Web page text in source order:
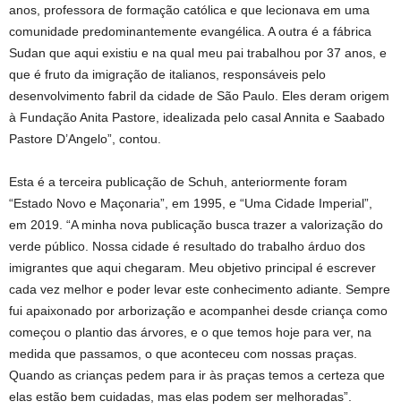
anos, professora de formação católica e que lecionava em uma
comunidade predominantemente evangélica. A outra é a fábrica
Sudan que aqui existiu e na qual meu pai trabalhou por 37 anos, e
que é fruto da imigração de italianos, responsáveis pelo
desenvolvimento fabril da cidade de São Paulo. Eles deram origem
à Fundação Anita Pastore, idealizada pelo casal Annita e Saabado
Pastore D’Angelo”, contou.
Esta é a terceira publicação de Schuh, anteriormente foram
“Estado Novo e Maçonaria”, em 1995, e “Uma Cidade Imperial”,
em 2019. “A minha nova publicação busca trazer a valorização do
verde público. Nossa cidade é resultado do trabalho árduo dos
imigrantes que aqui chegaram. Meu objetivo principal é escrever
cada vez melhor e poder levar este conhecimento adiante. Sempre
fui apaixonado por arborização e acompanhei desde criança como
começou o plantio das árvores, e o que temos hoje para ver, na
medida que passamos, o que aconteceu com nossas praças.
Quando as crianças pedem para ir às praças temos a certeza que
elas estão bem cuidadas, mas elas podem ser melhoradas”.